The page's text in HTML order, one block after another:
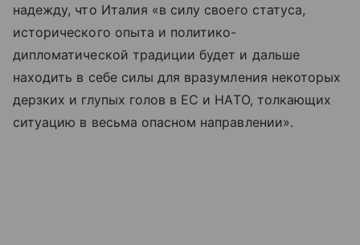
надежду, что Италия «в силу своего статуса,
исторического опыта и политико-
дипломатической традиции будет и дальше
находить в себе силы для вразумления некоторых
дерзких и глупых голов в ЕС и НАТО, толкающих
ситуацию в весьма опасном направлении».